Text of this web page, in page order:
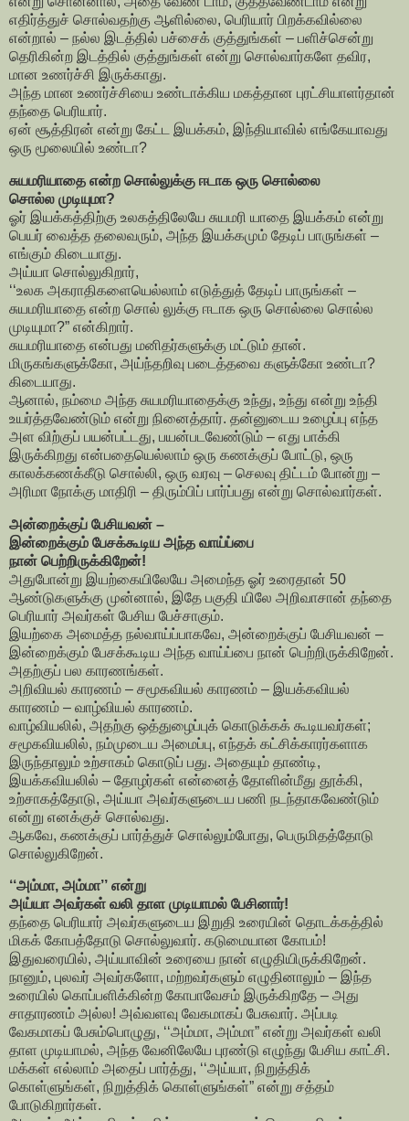
எதிர்த்துச் சொல்வதற்கு ஆளில்லை, பெரியார் பிறக்கவில்லை
என்றால் – நல்ல இடத்தில் பச்சைக் குத்துங்கள் – பளிச்சென்று
தெரிகின்ற இடத்தில் குத்துங்கள் என்று சொல்வார்களே தவிர,
மான உணர்ச்சி இருக்காது.
அந்த மான உணர்ச்சியை உண்டாக்கிய மகத்தான புரட்சியாளர்தான்
தந்தை பெரியார்.
ஏன் சூத்திரன் என்று கேட்ட இயக்கம், இந்தியாவில் எங்கேயாவது
ஒரு மூலையில் உண்டா?
சுயமரியாதை என்ற சொல்லுக்கு ஈடாக ஒரு சொல்லை
சொல்ல முடியுமா?
ஓர் இயக்கத்திற்கு உலகத்திலேயே சுயமரி யாதை இயக்கம் என்று
பெயர் வைத்த தலைவரும், அந்த இயக்கமும் தேடிப் பாருங்கள் –
எங்கும் கிடையாது.
அய்யா சொல்லுகிறார்,
‘‘உலக அகராதிகளையெல்லாம் எடுத்துத் தேடிப் பாருங்கள் –
சுயமரியாதை என்ற சொல் லுக்கு ஈடாக ஒரு சொல்லை சொல்ல
முடியுமா?” என்கிறார்.
சுயமரியாதை என்பது மனிதர்களுக்கு மட்டும் தான்.
மிருகங்களுக்கோ, அய்ந்தறிவு படைத்தவை களுக்கோ உண்டா?
கிடையாது.
ஆனால், நம்மை அந்த சுயமரியாதைக்கு உந்து, உந்து என்று உந்தி
உயர்த்தவேண்டும் என்று நினைத்தார். தன்னுடைய உழைப்பு எந்த
அள விற்குப் பயன்பட்டது, பயன்படவேண்டும் – எது பாக்கி
இருக்கிறது என்பதையெல்லாம் ஒரு கணக்குப் போட்டு, ஒரு
காலக்கணக்கீடு சொல்லி, ஒரு வரவு – செலவு திட்டம் போன்று –
அரிமா நோக்கு மாதிரி – திரும்பிப் பார்ப்பது என்று சொல்வார்கள்.
அன்றைக்குப் பேசியவன் –
இன்றைக்கும் பேசக்கூடிய அந்த வாய்ப்பை
நான் பெற்றிருக்கிறேன்!
அதுபோன்று இயற்கையிலேயே அமைந்த ஓர் உரைதான் 50
ஆண்டுகளுக்கு முன்னால், இதே பகுதி யிலே அறிவாசான் தந்தை
பெரியார் அவர்கள் பேசிய பேச்சாகும்.
இயற்கை அமைத்த நல்வாய்ப்பாகவே, அன்றைக்குப் பேசியவன் –
இன்றைக்கும் பேசக்கூடிய அந்த வாய்ப்பை நான் பெற்றிருக்கிறேன்.
அதற்குப் பல காரணங்கள்.
அறிவியல் காரணம் – சமூகவியல் காரணம் – இயக்கவியல்
காரணம் – வாழ்வியல் காரணம்.
வாழ்வியலில், அதற்கு ஒத்துழைப்புக் கொடுக்கக் கூடியவர்கள்;
சமூகவியலில், நம்முடைய அமைப்பு, எந்தக் கட்சிக்காரர்களாக
இருந்தாலும் உற்சாகம் கொடுப் பது. அதையும் தாண்டி,
இயக்கவியலில் – தோழர்கள் என்னைத் தோளின்மீது தூக்கி,
உற்சாகத்தோடு, அய்யா அவர்களுடைய பணி நடந்தாகவேண்டும்
என்று எனக்குச் சொல்வது.
ஆகவே, கணக்குப் பார்த்துச் சொல்லும்போது, பெருமிதத்தோடு
சொல்லுகிறேன்.
‘‘அம்மா, அம்மா’’ என்று
அய்யா அவர்கள் வலி தாள முடியாமல் பேசினார்!
தந்தை பெரியார் அவர்களுடைய இறுதி உரையின் தொடக்கத்தில்
மிகக் கோபத்தோடு சொல்லுவார். கடுமையான கோபம்!
இதுவரையில், அய்யாவின் உரையை நான் எழுதியிருக்கிறேன்.
நானும், புலவர் அவர்களோ, மற்றவர்களும் எழுதினாலும் – இந்த
உரையில் கொப்பளிக்கின்ற கோபாவேசம் இருக்கிறதே – அது
சாதாரணம் அல்ல! அவ்வளவு வேகமாகப் பேசுவார். அப்படி
வேகமாகப் பேசும்பொழுது, ‘‘அம்மா, அம்மா” என்று அவர்கள் வலி
தாள முடியாமல், அந்த வேனிலேயே புரண்டு எழுந்து பேசிய காட்சி.
மக்கள் எல்லாம் அதைப் பார்த்து, ‘‘அய்யா, நிறுத்திக்
கொள்ளுங்கள், நிறுத்திக் கொள்ளுங்கள்” என்று சத்தம்
போடுகிறார்கள்.